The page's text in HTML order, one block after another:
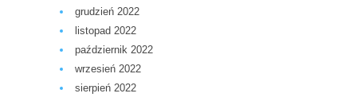
grudzień 2022
listopad 2022
październik 2022
wrzesień 2022
sierpień 2022